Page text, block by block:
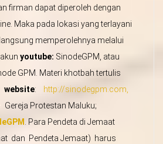
firman dapat diperoleh dengan
Maka pada lokasi yang terlayani
memperolehnya melalui
youtube: SinodeGPM, atau
GPM. Materi khotbah tertulis
website:
http://sinodegpm.com,
Gereja Protestan Maluku;
. Para Pendeta di Jemaat
dan Pendeta Jemaat) harus